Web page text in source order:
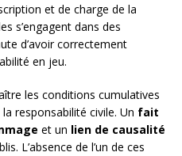
et de charge de la
s’engagent dans des
d’avoir correctement
en jeu.
les conditions cumulatives
responsabilité civile. Un fait
et un lien de causalité
L’absence de l’un de ces